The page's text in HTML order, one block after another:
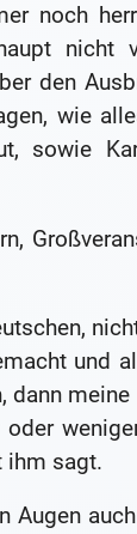
noch
den
wie
sowie
und
dann
ihm sagt.
Augen